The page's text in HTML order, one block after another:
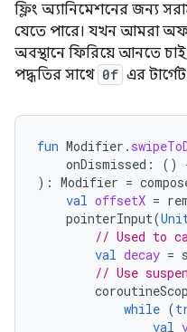
ফ্লিং অ্যানিমেশনের জন্য
যেতে পারে। যখন আমরা
অবস্থানে ফিরিয়ে আনতে
পদ্ধতির সাথে 0f এর
fun Modifier .
onDismissed : ()
): Modifier =
val offsetX =
pointerInput(
// Used to
val decay =
// Use
while (
val